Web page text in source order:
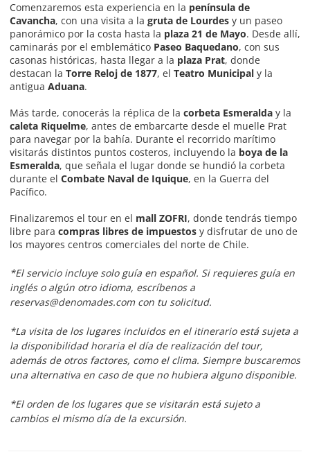
Comenzaremos esta experiencia en la península de
Cavancha, con una visita a la gruta de Lourdes y un paseo
panorámico por la costa hasta la plaza 21 de Mayo. Desde allí,
caminarás por el emblemático Paseo Baquedano, con sus
casonas históricas, hasta llegar a la plaza Prat, donde
destacan la Torre Reloj de 1877, el Teatro Municipal y la
antigua Aduana.
Más tarde, conocerás la réplica de la corbeta Esmeralda y la
caleta Riquelme, antes de embarcarte desde el muelle Prat
para navegar por la bahía. Durante el recorrido marítimo
visitarás distintos puntos costeros, incluyendo la boya de la
Esmeralda, que señala el lugar donde se hundió la corbeta
durante el Combate Naval de Iquique, en la Guerra del
Pacífico.
Finalizaremos el tour en el mall ZOFRI, donde tendrás tiempo
libre para compras libres de impuestos y disfrutar de uno de
los mayores centros comerciales del norte de Chile.
*El servicio incluye solo guía en español. Si requieres guía en
inglés o algún otro idioma, escríbenos a
reservas@denomades.com con tu solicitud.
*La visita de los lugares incluidos en el itinerario está sujeta a
la disponibilidad horaria el día de realización del tour,
además de otros factores, como el clima. Siempre buscaremos
una alternativa en caso de que no hubiera alguno disponible.
*El orden de los lugares que se visitarán está sujeto a
cambios el mismo día de la excursión.